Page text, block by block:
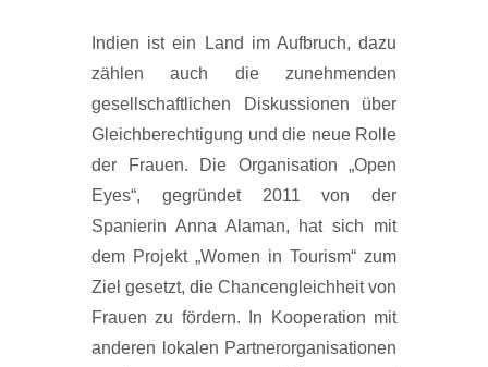
Indien ist ein Land im Aufbruch, dazu
zählen auch die zunehmenden
gesellschaftlichen Diskussionen über
Gleichberechtigung und die neue Rolle
der Frauen. Die Organisation „Open
Eyes“, gegründet 2011 von der
Spanierin Anna Alaman, hat sich mit
dem Projekt „Women in Tourism“ zum
Ziel gesetzt, die Chancengleichheit von
Frauen zu fördern. In Kooperation mit
anderen lokalen Partnerorganisationen